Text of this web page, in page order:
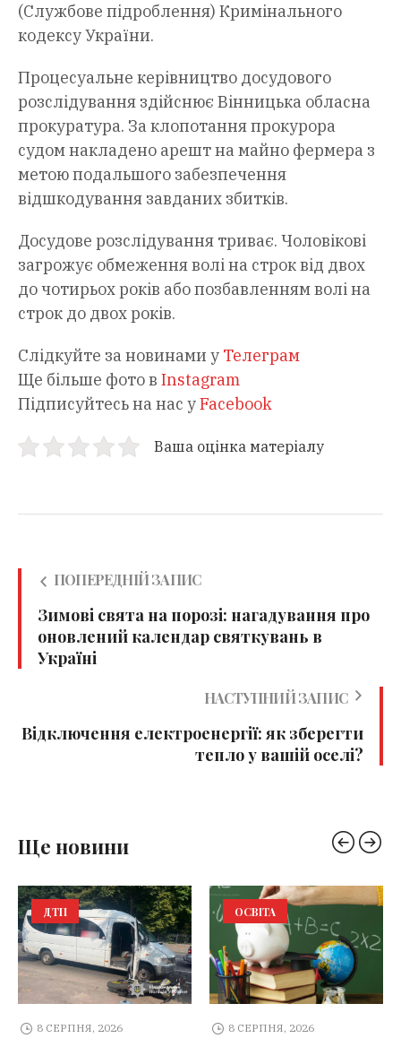
(Службове підроблення) Кримінального
кодексу України.
Процесуальне керівництво досудового
розслідування здійснює Вінницька обласна
прокуратура. За клопотання прокурора
судом накладено арешт на майно фермера з
метою подальшого забезпечення
відшкодування завданих збитків.
Досудове розслідування триває. Чоловікові
загрожує обмеження волі на строк від двох
до чотирьох років або позбавленням волі на
строк до двох років.
Слідкуйте за новинами у Телеграм
Ще більше фото в Instagram
Підписуйтесь на нас уFacebook
Ваша оцінка матеріалу
ПОПЕРЕДНІЙ ЗАПИС
Зимові свята на порозі: нагадування про
оновлений календар святкувань в
Україні
НАСТУПНИЙ ЗАПИС
Відключення електроенергії: як зберегти
тепло у вашій оселі?
Ще новини
ДТП
8 СЕРПНЯ, 2026
ОСВІТА
8 СЕРПНЯ, 2026